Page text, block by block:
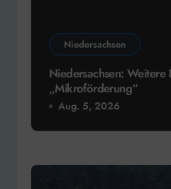
Niedersachsen
Niedersachsen:
„Mikroförderung“
Aug. 5, 2026